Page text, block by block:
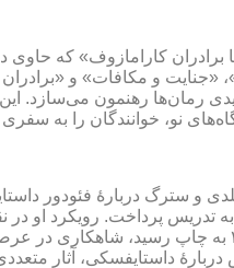
کارامازوف» که
و مکافات» و
رهنمون می‌سازد. این
نو، خوانندگان را به
و سترگ دربارۀ فئودور
به تدریس پرداخت. رویکرد او
پی فهم آثار ادبی در بستر تاریخی و فرهنگی آن‌ها بود. اثر فرانک
داستایفسکی، آثار